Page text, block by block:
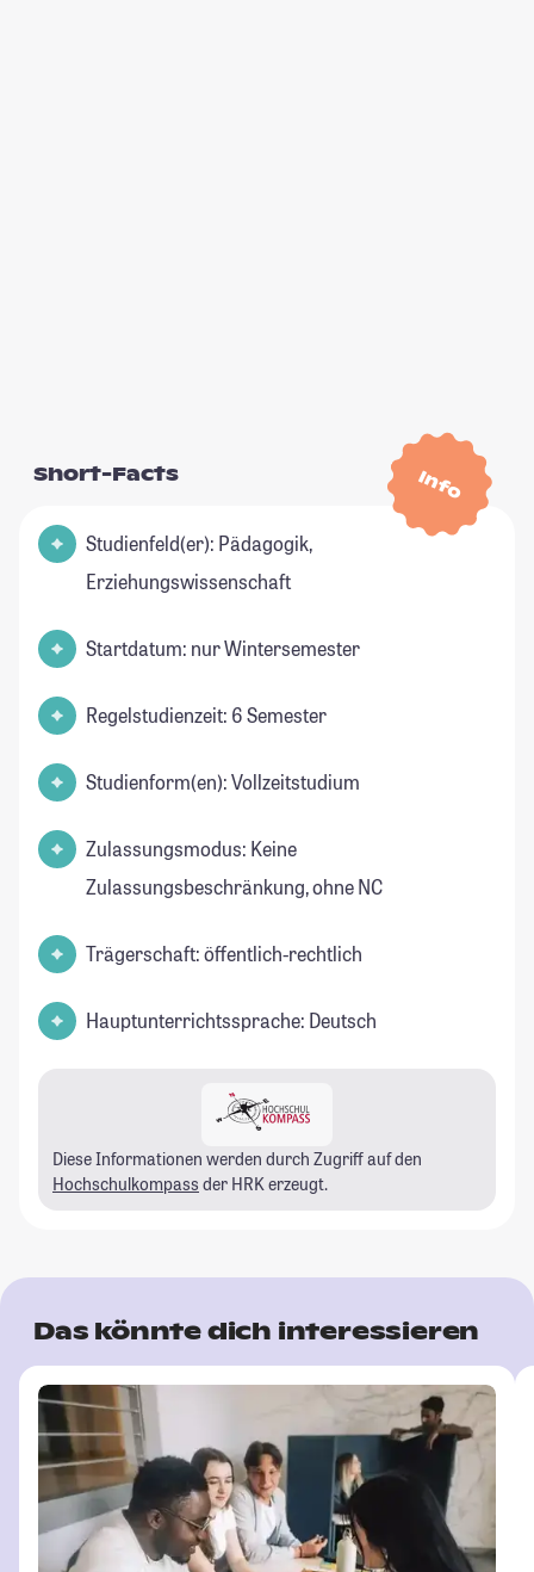
Info
Short-Facts
Studienfeld(er): Pädagogik,
Erziehungswissenschaft
Startdatum: nur Wintersemester
Regelstudienzeit: 6 Semester
Studienform(en): Vollzeitstudium
Zulassungsmodus: Keine
Zulassungsbeschränkung, ohne NC
Trägerschaft: öffentlich-rechtlich
Hauptunterrichtssprache: Deutsch
Diese Informationen werden durch Zugriff auf den
Hochschulkompass der HRK erzeugt.
Das könnte dich interessieren